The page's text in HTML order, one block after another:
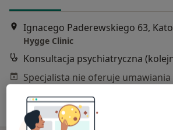
Ignacego Paderewskiego 63,
Hygge Clinic
Konsultacja psychiatryczna
Poproś o wizytę